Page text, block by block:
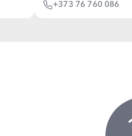
+373 76 760 086